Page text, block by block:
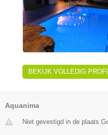
BEKIJK VOLLEDIG
Aquanima
Niet gevestigd in de plaats